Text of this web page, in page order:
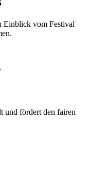
Einblick vom Festival
und fördert den fairen